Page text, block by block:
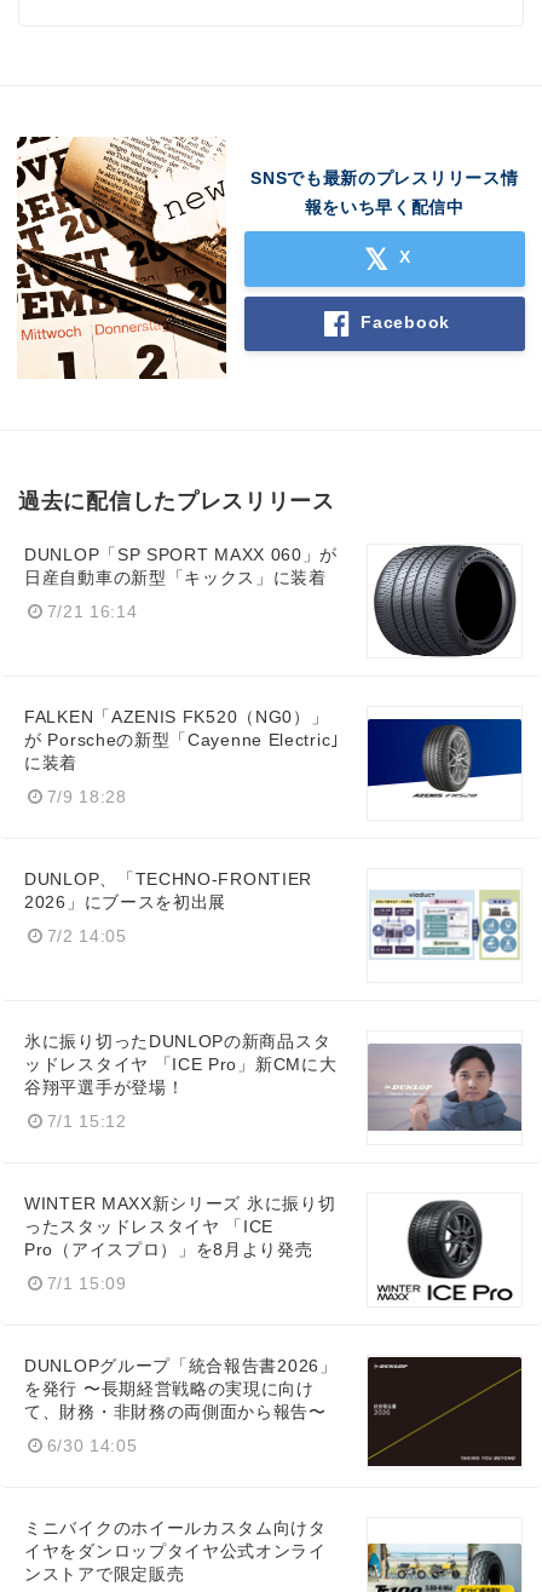
SNSでも最新のプレスリリース情
報をいち早く配信中
X
Facebook
過去に配信したプレスリリース
DUNLOP「SP SPORT MAXX 060」が
日産自動車の新型「キックス」に装着
7/21 16:14
FALKEN「AZENIS FK520（NG0）」
が Porscheの新型「Cayenne Electric｣
に装着
7/9 18:28
DUNLOP、「TECHNO-FRONTIER
2026」にブースを初出展
7/2 14:05
氷に振り切ったDUNLOPの新商品スタ
ッドレスタイヤ 「ICE Pro」新CMに大
谷翔平選手が登場！
7/1 15:12
WINTER MAXX新シリーズ 氷に振り切
ったスタッドレスタイヤ 「ICE
Pro（アイスプロ）」を8月より発売
7/1 15:09
DUNLOPグループ「統合報告書2026」
を発行 〜長期経営戦略の実現に向け
て、財務・非財務の両側面から報告〜
6/30 14:05
ミニバイクのホイールカスタム向けタ
イヤをダンロップタイヤ公式オンライ
ンストアで限定販売
Japanese
English